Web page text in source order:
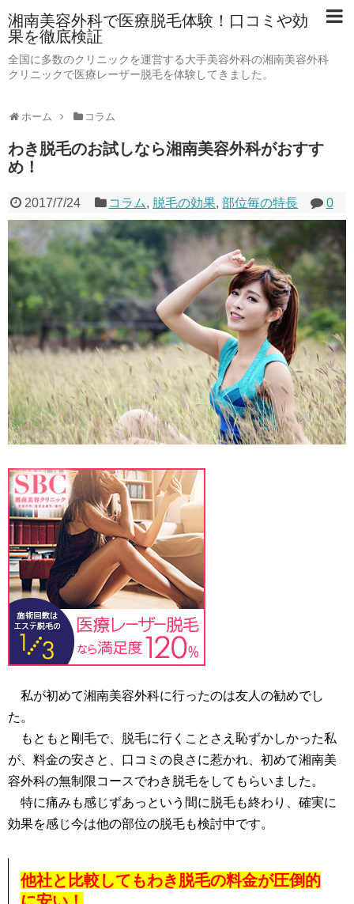
湘南美容外科で医療脱毛体験！口コミや効
果を徹底検証
全国に多数のクリニックを運営する大手美容外科の湘南美容外科
クリニックで医療レーザー脱毛を体験してきました。
ホーム コラム
わき脱毛のお試しなら湘南美容外科がおすす
め！
2017/7/24 コラム, 脱毛の効果,部位毎の特長 0
私が初めて湘南美容外科に行ったのは友人の勧めでし
た。
もともと剛毛で、脱毛に行くことさえ恥ずかしかった私
が、料金の安さと、口コミの良さに惹かれ、初めて湘南美
容外科の無制限コースでわき脱毛をしてもらいました。
特に痛みも感じずあっという間に脱毛も終わり、確実に
効果を感じ今は他の部位の脱毛も検討中です。
他社と比較してもわき脱毛の料金が圧倒的